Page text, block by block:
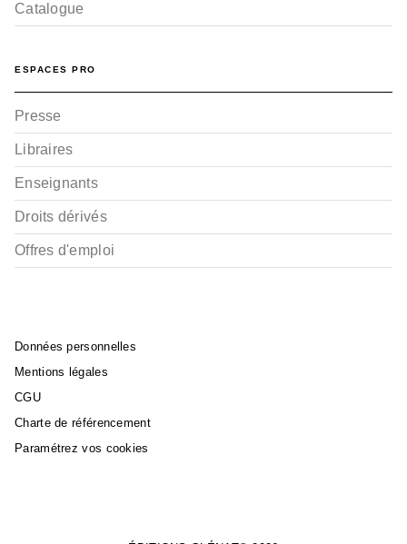
Catalogue
ESPACES PRO
Presse
Libraires
Enseignants
Droits dérivés
Offres d'emploi
Données personnelles
Mentions légales
CGU
Charte de référencement
Paramétrez vos cookies